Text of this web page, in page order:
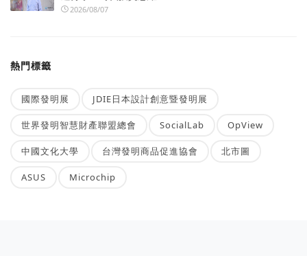
2026/08/07
熱門標籤
國際發明展 JDIE日本設計創意暨發明展
世界發明智慧財產聯盟總會 SocialLab OpView
中國文化大學 台灣發明商品促進協會 北市圖
ASUS Microchip